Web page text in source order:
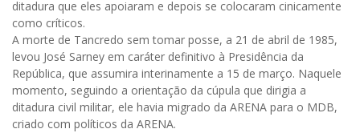
ditadura que eles apoiaram e depois se colocaram cinicamente
como críticos.
A morte de Tancredo sem tomar posse, a 21 de abril de 1985,
levou José Sarney em caráter definitivo à Presidência da
República, que assumira interinamente a 15 de março. Naquele
momento, seguindo a orientação da cúpula que dirigia a
ditadura civil militar, ele havia migrado da ARENA para o MDB,
criado com políticos da ARENA.